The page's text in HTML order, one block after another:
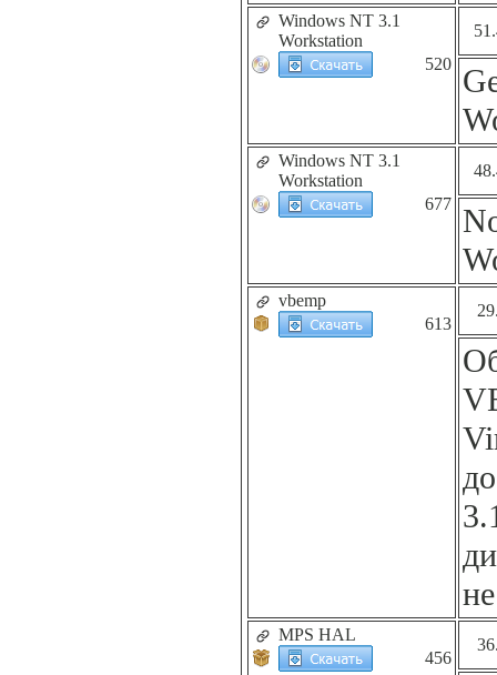
Windows NT 3.1
Workstation
520
Windows NT 3.1
Workstation
677
vbemp
613
MPS HAL
456